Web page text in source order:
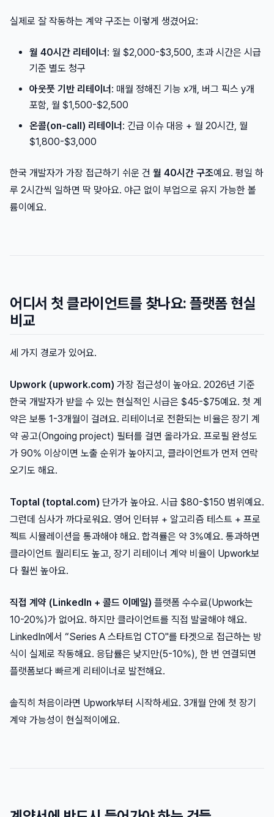
실제로 잘 작동하는 계약 구조는 이렇게 생겼어요:
월 40시간 리테이너 : 월 $2,000-$3,500, 초과 시간은 시급
기준 별도 청구
아웃풋 기반 리테이너 : 매월 정해진 기능 x개, 버그 픽스 y개
포함, 월 $1,500-$2,500
온콜(on-call) 리테이너 : 긴급 이슈 대응 + 월 20시간, 월
$1,800-$3,000
한국 개발자가 가장 접근하기 쉬운 건 월 40시간 구조예요. 평일 하
루 2시간씩 일하면 딱 맞아요. 야근 없이 부업으로 유지 가능한 볼
륨이에요.
어디서 첫 클라이언트를 찾나요: 플랫폼 현실
비교
세 가지 경로가 있어요.
Upwork (upwork.com) 가장 접근성이 높아요. 2026년 기준
한국 개발자가 받을 수 있는 현실적인 시급은 $45-$75예요. 첫 계
약은 보통 1-3개월이 걸려요. 리테이너로 전환되는 비율은 장기 계
약 공고(Ongoing project) 필터를 걸면 올라가요. 프로필 완성도
가 90% 이상이면 노출 순위가 높아지고, 클라이언트가 먼저 연락
오기도 해요.
Toptal (toptal.com) 단가가 높아요. 시급 $80-$150 범위예요.
그런데 심사가 까다로워요. 영어 인터뷰 + 알고리즘 테스트 + 프로
젝트 시뮬레이션을 통과해야 해요. 합격률은 약 3%예요. 통과하면
클라이언트 퀄리티도 높고, 장기 리테이너 계약 비율이 Upwork보
다 훨씬 높아요.
직접 계약 (LinkedIn + 콜드 이메일) 플랫폼 수수료(Upwork는
10-20%)가 없어요. 하지만 클라이언트를 직접 발굴해야 해요.
LinkedIn에서 “Series A 스타트업 CTO"를 타겟으로 접근하는 방
식이 실제로 작동해요. 응답률은 낮지만(5-10%), 한 번 연결되면
플랫폼보다 빠르게 리테이너로 발전해요.
솔직히 처음이라면 Upwork부터 시작하세요. 3개월 안에 첫 장기
계약 가능성이 현실적이에요.